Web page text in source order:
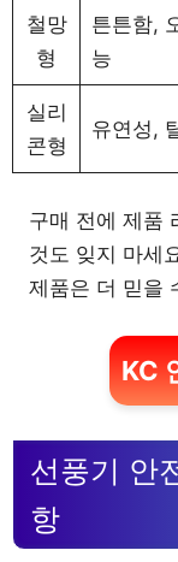
철망
형
튼튼함,
능
실리
콘형
유연성,
구매 전에 제품
것도 잊지 마세
제품은 더 믿을
KC
선풍기 안
항